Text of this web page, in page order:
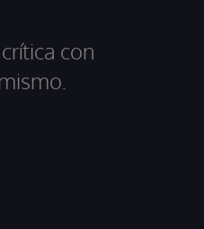
con